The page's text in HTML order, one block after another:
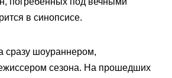
в синопсисе.
сразу шоураннером,
сезона. На прошедших